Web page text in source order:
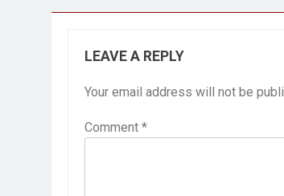
LEAVE A REPLY
Your email address will not be
Comment *